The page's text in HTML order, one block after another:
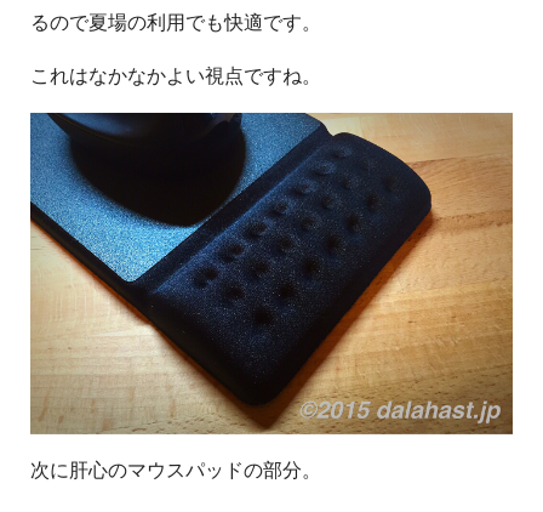
るので夏場の利用でも快適です。
これはなかなかよい視点ですね。
次に肝心のマウスパッドの部分。